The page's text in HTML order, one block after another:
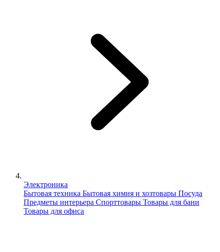
Электроника
Бытовая техника Бытовая химия и хозтовары Посуда
Предметы интерьера Спорттовары Товары для бани
Товары для офиса